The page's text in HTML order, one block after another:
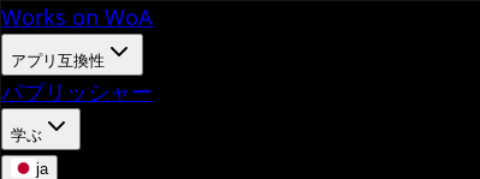
Works on WoA
アプリ互換性
パブリッシャー
学ぶ
ja